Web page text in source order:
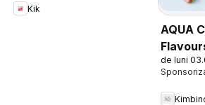
Kik
AQUA
de luni